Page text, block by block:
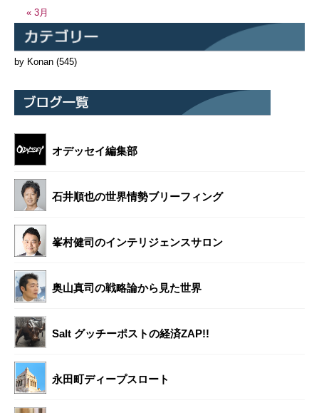
« 3月
by Konan (545)
オデッセイ編集部
石井順也の世界情勢ブリーフィング
峯村健司のインテリジェンスサロン
奥山真司の戦略論から見た世界
Salt グッチーポストの経済ZAP!!
永田町ディープスロート